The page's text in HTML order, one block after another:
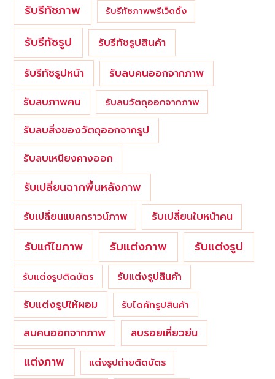
รับรีทัชภาพ รับรีทัชภาพพรีเว็ดดิ้ง
รับรีทัชรูป
รับรีทัชรูปสินค้า
รับรีทัชรูปหน้า
รับลบคนออกจากภาพ
รับลบภาพคน
รับลบวัตถุออกจากภาพ
รับลบสิ่งของวัตถุออกจากรูป
รับลบเหนียงคางออก
รับเปลี่ยนฉากพื้นหลังภาพ
รับเปลี่ยนแบคกราวน์ภาพ รับเปลี่ยนใบหน้าคน
รับแก้ไขภาพ รับแต่งภาพ รับแต่งรูป
รับแต่งรูปติดบัตร รับแต่งรูปสินค้า
รับแต่งรูปให้ผอม รับไดคัทรูปสินค้า
ลบคนออกจากภาพ ลบรอยเหี่ยวย่น
แต่งภาพ แต่งรูปถ่ายติดบัตร